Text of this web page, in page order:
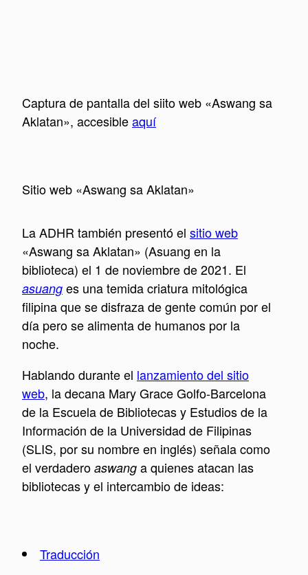
Captura de pantalla del siito web «Aswang sa
Aklatan», accesibleaquí
Sitio web «Aswang sa Aklatan»
La ADHR también presentó el sitio web
«Aswang sa Aklatan» (Asuang en la
biblioteca) el 1 de noviembre de 2021. El
asuang es una temida criatura mitológica
filipina que se disfraza de gente común por el
día pero se alimenta de humanos por la
noche.
Hablando durante el lanzamiento del sitio
web, la decana Mary Grace Golfo-Barcelona
de la Escuela de Bibliotecas y Estudios de la
Información de la Universidad de Filipinas
(SLIS, por su nombre en inglés) señala como
el verdadero aswang a quienes atacan las
bibliotecas y el intercambio de ideas:
Traducción